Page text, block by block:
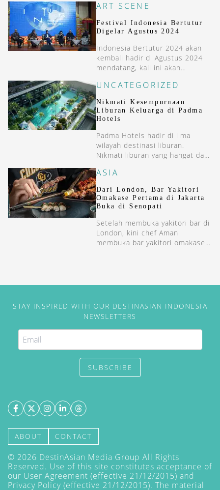
dari Malaga (Spanyol) ke Roma
(Italia).
ART SCENE
Festival Indonesia Bertutur
Digelar Agustus 2024
Indonesia Bertutur 2024 akan
kembali hadir di Agustus 2024
mendatang, kali ini akan
UNCATEGORIZED
Nikmati Kesempurnaan
Liburan Keluarga di Padma
Hotels
Padma Hotels hadir di lima
wilayah destinasi liburan.
Nikmati liburan yang hangat dan
keluarga.
ASIA
Dari London, Bar Yakitori
Omakase Pertama di Jakarta
Buka di Senopati
Setelah membuka yakitori bar di
London, kini chef Aman
membuka bar yakitori omakase
STAY INSPIRED WITH OUR DESTINASIAN INDONESIA
NEWSLETTERS
SUBSCRIBE
ABOUT CONTACT
© 2026 DestinAsian Media Group All Rights
Reserved. Use of this site constitutes acceptance of
our User Agreement (effective 21/12/2015) and
Privacy Policy (effective 21/12/2015). The material